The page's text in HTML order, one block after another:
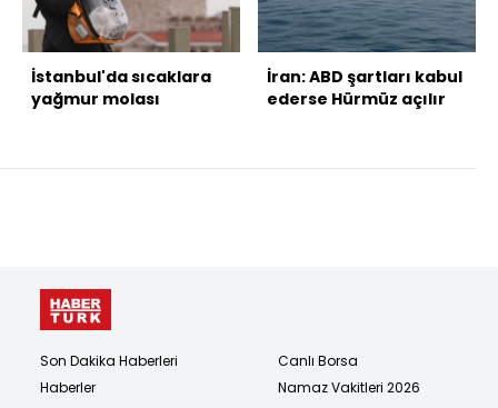
İstanbul'da sıcaklara
yağmur molası
İran: ABD şartları kabul
ederse Hürmüz açılır
Son Dakika Haberleri
Haberler
Canlı Borsa
Namaz Vakitleri 2026